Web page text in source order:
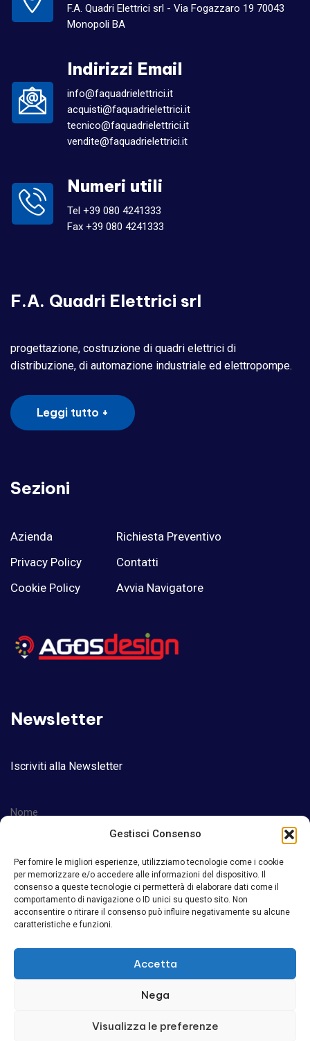
Gestisci Consenso
Per fornire le migliori esperienze, utilizziamo tecnologie come i cookie
per memorizzare e/o accedere alle informazioni del dispositivo. Il
consenso a queste tecnologie ci permetterà di elaborare dati come il
comportamento di navigazione o ID unici su questo sito. Non
acconsentire o ritirare il consenso può influire negativamente su alcune
caratteristiche e funzioni.
Accetta
Nega
Visualizza le preferenze
F.A. Quadri Elettrici srl - Via Fogazzaro 19 70043
Monopoli BA
Indirizzi Email
info@faquadrielettrici.it
acquisti@faquadrielettrici.it
tecnico@faquadrielettrici.it
vendite@faquadrielettrici.it
Numeri utili
Tel +39 080 4241333
Fax +39 080 4241333
F.A. Quadri Elettrici srl
progettazione, costruzione di quadri elettrici di
distribuzione, di automazione industriale ed elettropompe.
Leggi tutto +
Sezioni
Azienda
Privacy Policy
Cookie Policy
Richiesta Preventivo
Contatti
Avvia Navigatore
Newsletter
Iscriviti alla Newsletter
Nome
Accetto la privacy policy